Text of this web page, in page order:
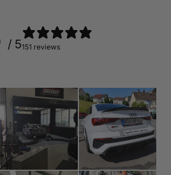
/ 5151 reviews